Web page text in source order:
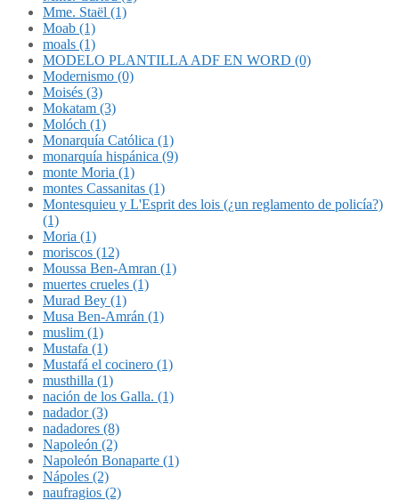
Mme. Staël (1)
Moab (1)
moals (1)
MODELO PLANTILLA ADF EN WORD (0)
Modernismo (0)
Moisés (3)
Mokatam (3)
Molóch (1)
Monarquía Católica (1)
monarquía hispánica (9)
monte Moria (1)
montes Cassanitas (1)
Montesquieu y L'Esprit des lois (¿un reglamento de policía?)
(1)
Moria (1)
moriscos (12)
Moussa Ben-Amran (1)
muertes crueles (1)
Murad Bey (1)
Musa Ben-Amrán (1)
muslim (1)
Mustafa (1)
Mustafá el cocinero (1)
musthilla (1)
nación de los Galla. (1)
nadador (3)
nadadores (8)
Napoleón (2)
Napoleón Bonaparte (1)
Nápoles (2)
naufragios (2)